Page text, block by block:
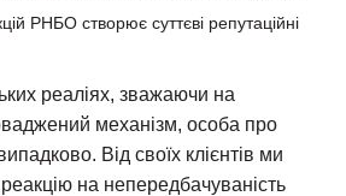
РНБО створює суттєві репутаційні
реаліях, зважаючи на
механізм, особа про
Від своїх клієнтів ми
на непередбачуваність